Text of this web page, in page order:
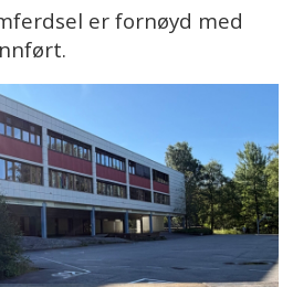
er fornøyd med